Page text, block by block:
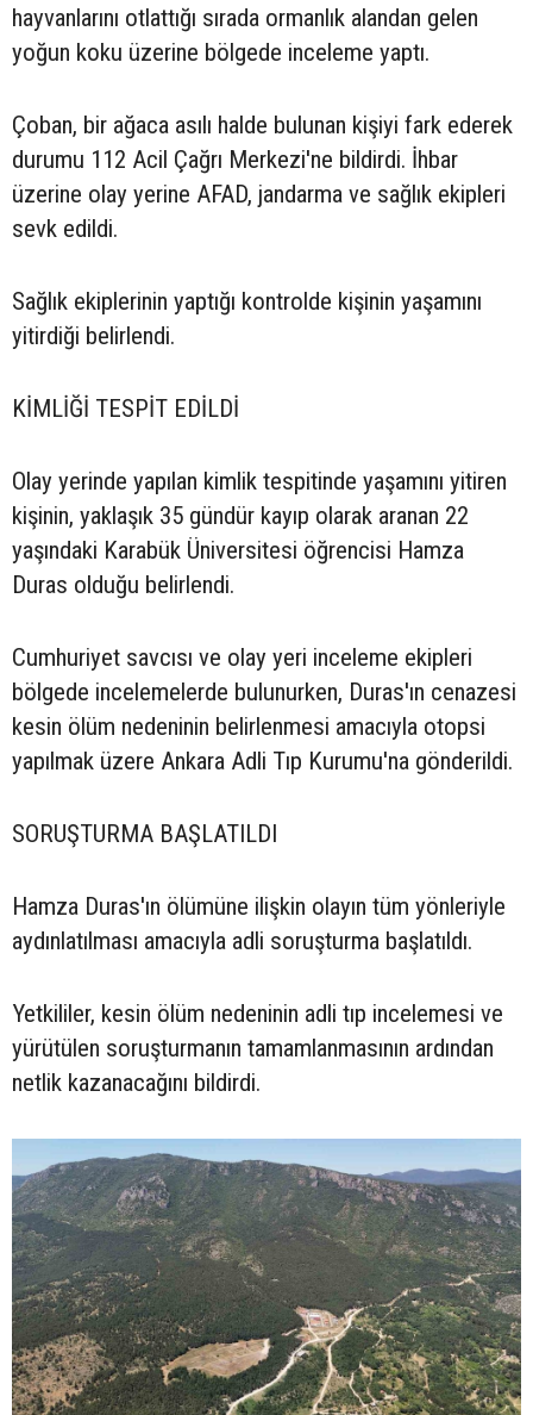
hayvanlarını otlattığı sırada ormanlık alandan gelen
yoğun koku üzerine bölgede inceleme yaptı.
Çoban, bir ağaca asılı halde bulunan kişiyi fark ederek
durumu 112 Acil Çağrı Merkezi'ne bildirdi. İhbar
üzerine olay yerine AFAD, jandarma ve sağlık ekipleri
sevk edildi.
Sağlık ekiplerinin yaptığı kontrolde kişinin yaşamını
yitirdiği belirlendi.
KİMLİĞİ TESPİT EDİLDİ
Olay yerinde yapılan kimlik tespitinde yaşamını yitiren
kişinin, yaklaşık 35 gündür kayıp olarak aranan 22
yaşındaki Karabük Üniversitesi öğrencisi Hamza
Duras olduğu belirlendi.
Cumhuriyet savcısı ve olay yeri inceleme ekipleri
bölgede incelemelerde bulunurken, Duras'ın cenazesi
kesin ölüm nedeninin belirlenmesi amacıyla otopsi
yapılmak üzere Ankara Adli Tıp Kurumu'na gönderildi.
SORUŞTURMA BAŞLATILDI
Hamza Duras'ın ölümüne ilişkin olayın tüm yönleriyle
aydınlatılması amacıyla adli soruşturma başlatıldı.
Yetkililer, kesin ölüm nedeninin adli tıp incelemesi ve
yürütülen soruşturmanın tamamlanmasının ardından
netlik kazanacağını bildirdi.